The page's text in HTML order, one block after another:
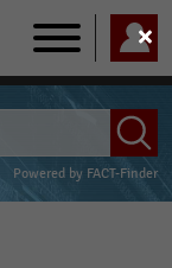
Main
navigation
Powered by FACT-Finder